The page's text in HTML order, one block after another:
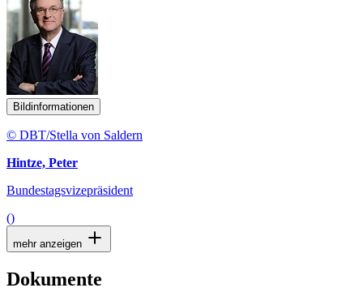
Bildinformationen
© DBT/Stella von Saldern
Hintze, Peter
Bundestagsvizepräsident
()
mehr anzeigen
Dokumente